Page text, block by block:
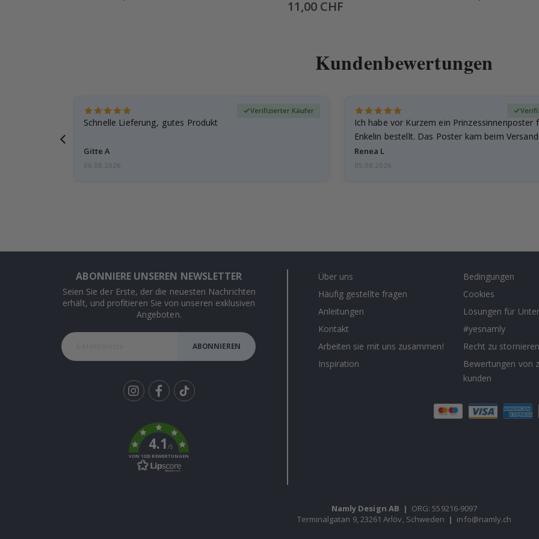
Special
Price
11,00 CHF
Kundenbewertungen
Schnelle Lieferung, gutes Produkt
Gitte A
Verifizierter Käufer
06.08.2026
Ich habe vor Kurzem ein Prinzessinnenposter
Enkelin bestellt. Das Poster kam beim
beschädigt…
Renea L
05.08.2026
ABONNIERE UNSEREN NEWSLETTER
Seien Sie der Erste, der die neuesten Nachrichten
erhält, und profitieren Sie von unseren exklusiven
Angeboten.
ABONNIEREN
k
4.1/5
VON 1025 BEWERTUNGEN
Über uns
Häufig gestellte fragen
Anleitungen
Kontakt
Arbeiten sie mit uns zusammen!
Inspiration
Bedingungen
Cookies
Lösungen für
#yesnamly
Recht zu
Bewertungen von
kunden
Namly Design AB | ORG: 559216-9097
Terminalgatan 9, 23261 Arlöv, Schweden | info@namly.ch